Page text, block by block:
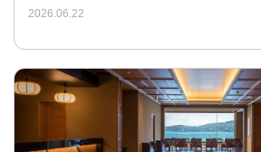
2026.06.22